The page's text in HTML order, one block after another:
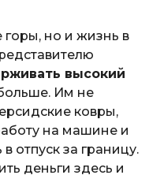
но и жизнь в
высокий
Им не
ковры,
на машине и
отпуск за границу.
деньги здесь и